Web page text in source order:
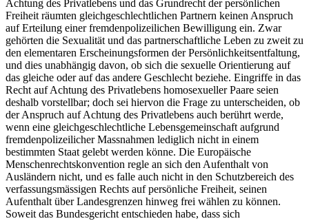
Achtung des Privatlebens und das Grundrecht der persönlichen
Freiheit räumten gleichgeschlechtlichen Partnern keinen Anspruch
auf Erteilung einer fremdenpolizeilichen Bewilligung ein. Zwar
gehörten die Sexualität und das partnerschaftliche Leben zu zweit zu
den elementaren Erscheinungsformen der Persönlichkeitsentfaltung,
und dies unabhängig davon, ob sich die sexuelle Orientierung auf
das gleiche oder auf das andere Geschlecht beziehe. Eingriffe in das
Recht auf Achtung des Privatlebens homosexueller Paare seien
deshalb vorstellbar; doch sei hiervon die Frage zu unterscheiden, ob
der Anspruch auf Achtung des Privatlebens auch berührt werde,
wenn eine gleichgeschlechtliche Lebensgemeinschaft aufgrund
fremdenpolizeilicher Massnahmen lediglich nicht in einem
bestimmten Staat gelebt werden könne. Die Europäische
Menschenrechtskonvention regle an sich den Aufenthalt von
Ausländern nicht, und es falle auch nicht in den Schutzbereich des
verfassungsmässigen Rechts auf persönliche Freiheit, seinen
Aufenthalt über Landesgrenzen hinweg frei wählen zu können.
Soweit das Bundesgericht entschieden habe, dass sich